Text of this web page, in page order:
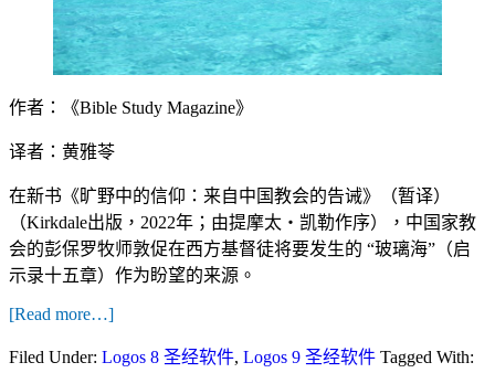
作者：《Bible Study Magazine》
译者：黄雅苓
在新书《旷野中的信仰：来自中国教会的告诫》（暂译）
（Kirkdale出版，2022年；由提摩太・凯勒作序），中国家教
会的彭保罗牧师敦促在西方基督徒将要发生的 “玻璃海”（启
示录十五章）作为盼望的来源。
[Read more…]
Filed Under: Logos 8 圣经软件, Logos 9 圣经软件 Tagged With: